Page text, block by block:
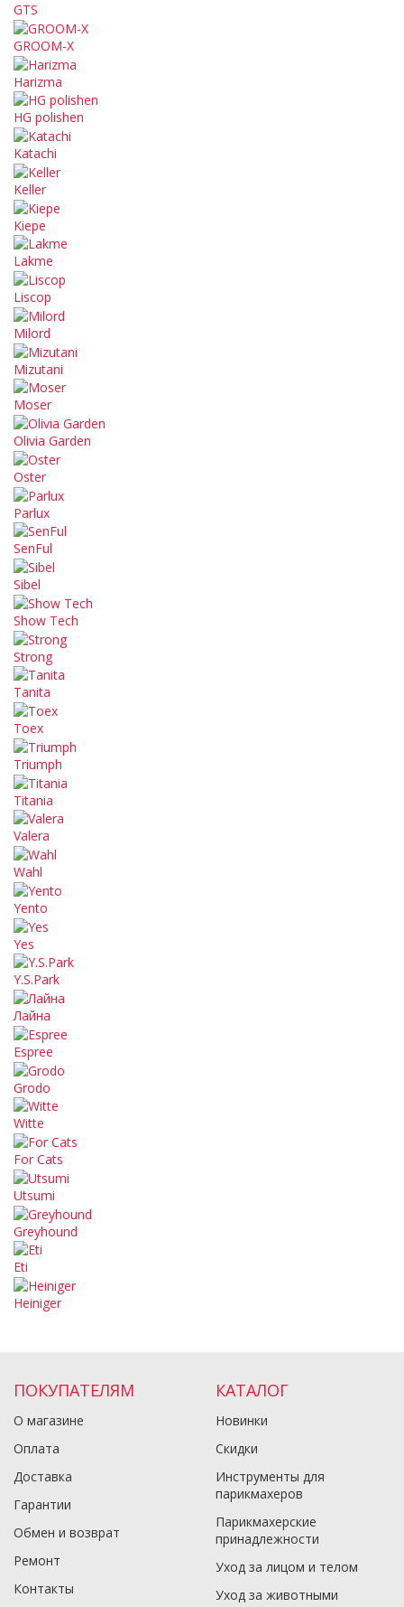
GTS
GROOM-X
Harizma
HG polishen
Katachi
Keller
Kiepe
Lakme
Liscop
Milord
Mizutani
Moser
Olivia Garden
Oster
Parlux
SenFul
Sibel
Show Tech
Strong
Tanita
Toex
Triumph
Titania
Valera
Wahl
Yento
Yes
Y.S.Park
Лайна
Espree
Grodo
Witte
For Cats
Utsumi
Greyhound
Eti
Heiniger
ПОКУПАТЕЛЯМ
О магазине
Оплата
Доставка
Гарантии
Обмен и возврат
Ремонт
Контакты
КАТАЛОГ
Новинки
Скидки
Инструменты для
парикмахеров
Парикмахерские
принадлежности
Уход за лицом и телом
Уход за животными